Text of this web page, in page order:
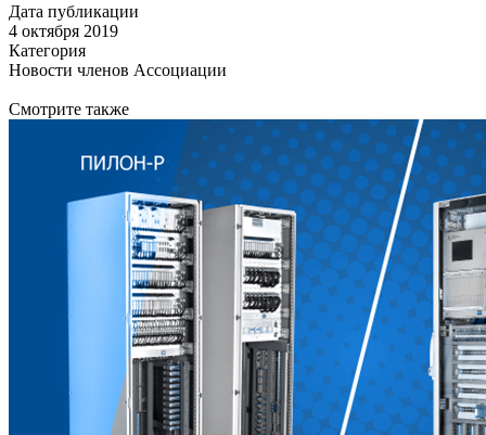
Дата публикации
4 октября 2019
Категория
Новости членов Ассоциации
Смотрите также